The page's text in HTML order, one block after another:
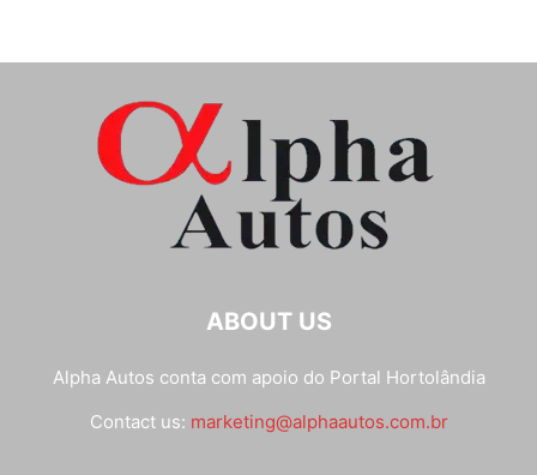
ABOUT US
Alpha Autos conta com apoio do Portal Hortolândia
Contact us: marketing@alphaautos.com.br